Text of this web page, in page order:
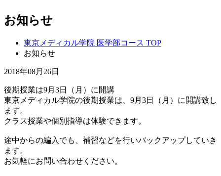
お知らせ
東京メディカル学院 医学部コース TOP
お知らせ
2018年08月26日
後期授業は9月3日（月）に開講
東京メディカル学院の後期授業は、9月3日（月）に開講致し
ます。
クラス授業や個別指導は体験できます。
途中からの編入でも、補習などを行いバックアップしていき
ます。
お気軽にお問い合わせください。